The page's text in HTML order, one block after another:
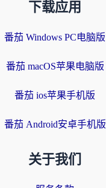
下载应用
番茄 Windows PC电脑版
番茄 macOS苹果电脑版
番茄 ios苹果手机版
番茄 Android安卓手机版
关于我们